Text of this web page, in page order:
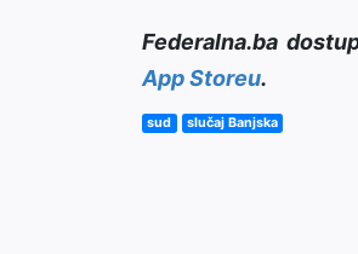
Federalna.ba
App Storeu.
sud slučaj Banjska